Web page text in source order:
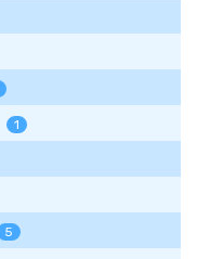
1
5